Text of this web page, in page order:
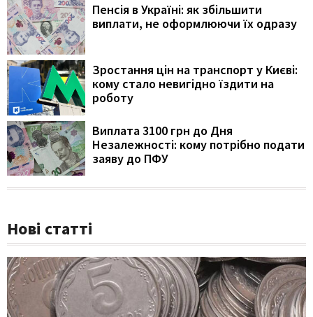
Пенсія в Україні: як збільшити
виплати, не оформлюючи їх одразу
Зростання цін на транспорт у Києві:
кому стало невигідно їздити на
роботу
Виплата 3100 грн до Дня
Незалежності: кому потрібно подати
заяву до ПФУ
Нові статті